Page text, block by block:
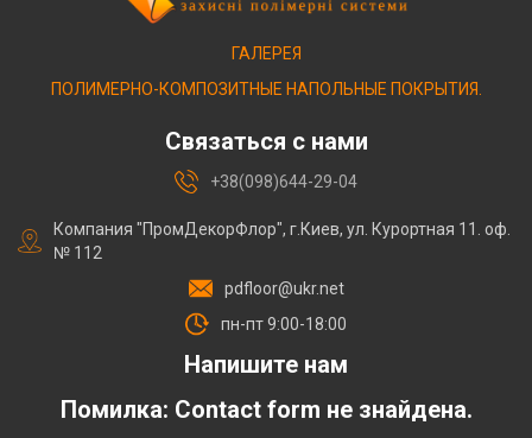
ГАЛЕРЕЯ
ПОЛИМЕРНО-КОМПОЗИТНЫЕ НАПОЛЬНЫЕ ПОКРЫТИЯ.
Связаться с нами
+38(098)644-29-04
Компания "ПромДекорФлор", г.Киев, ул. Курортная 11. оф.
№ 112
pdfloor@ukr.net
пн-пт 9:00-18:00
Напишите нам
Помилка: Contact form не знайдена.